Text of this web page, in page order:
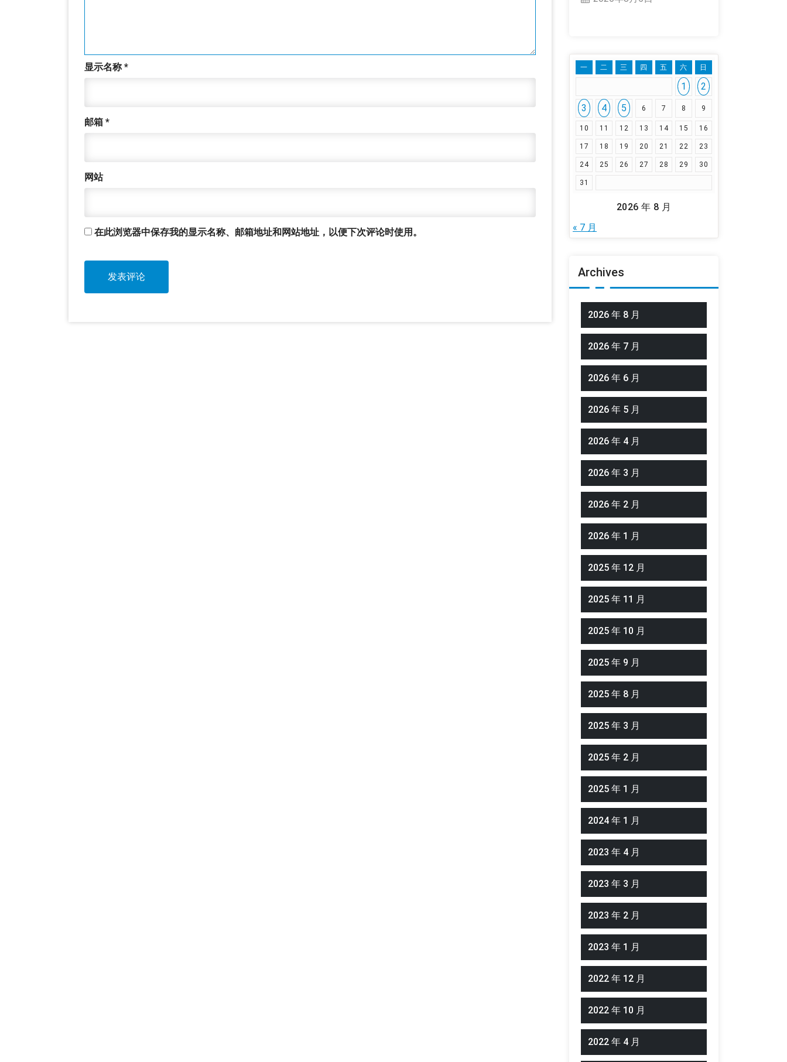
显示名称*
邮箱 *
网站
在此浏览器中保存我的显示名称、邮箱地址和网站地址，以便下次评论时使用。
2026 年 8 月
一 二 三 四 五 六 日
1
2
3
4 5 6 7 8 9
10 11 12 13 14 15 16
17 18 19 20 21 22 23
24 25 26 27 28 29 30
31
« 7 月
Archives
2026 年 8 月
2026 年 7 月
2026 年 6 月
2026 年 5 月
2026 年 4 月
2026 年 3 月
2026 年 2 月
2026 年 1 月
2025 年 12 月
2025 年 11 月
2025 年 10 月
2025 年 9 月
2025 年 8 月
2025 年 3 月
2025 年 2 月
2025 年 1 月
2024 年 1 月
2023 年 4 月
2023 年 3 月
2023 年 2 月
2023 年 1 月
2022 年 12 月
2022 年 10 月
2022 年 4 月